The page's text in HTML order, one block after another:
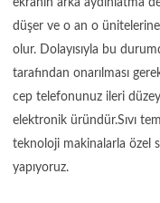
düşer ve o an o ünitelerine
olur. Dolayısıyla bu
tarafından onarılması
cep telefonunuz ileri
elektronik üründür.Sıvı
teknoloji makinalarla özel
yapıyoruz.